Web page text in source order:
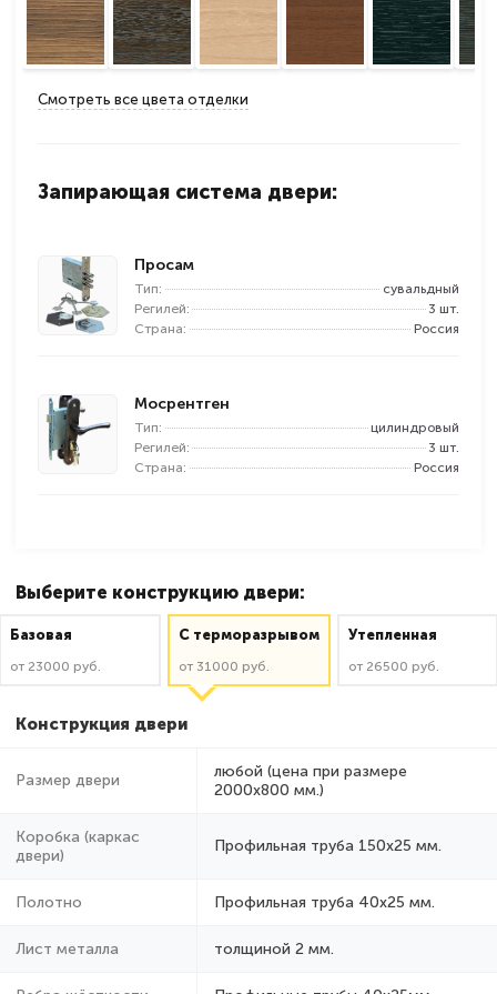
Смотреть все цвета отделки
Запирающая система двери:
Просам
Тип:
сувальдный
Регилей:
3 шт.
Страна:
Россия
Мосрентген
Тип:
цилиндровый
Регилей:
3 шт.
Страна:
Россия
Выберите конструкцию двери:
Базовая
от 23000 руб.
C терморазрывом
от 31000 руб.
Утепленная
от 26500 руб.
Конструкция двери
Размер двери
любой (цена при размере
2000x800 мм.)
Коробка (каркас
двери)
Профильная труба 150х25 мм.
Полотно Профильная труба 40х25 мм.
Лист металла толщиной 2 мм.